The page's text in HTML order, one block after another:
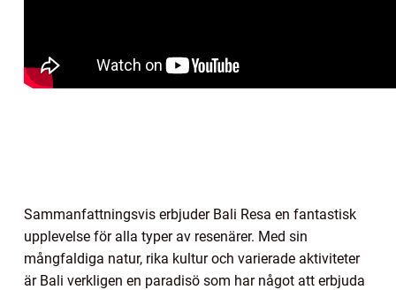
Sammanfattningsvis erbjuder Bali Resa en fantastisk
upplevelse för alla typer av resenärer. Med sin
mångfaldiga natur, rika kultur och varierade aktiviteter
är Bali verkligen en paradisö som har något att erbjuda